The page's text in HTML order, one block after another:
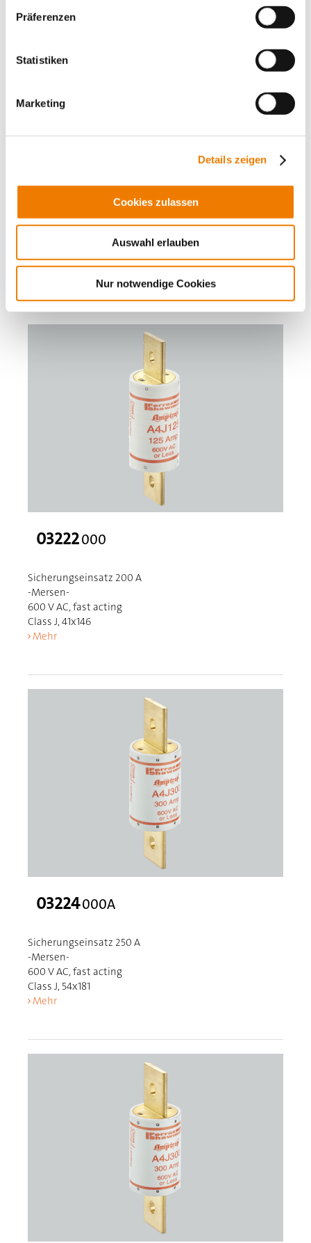
Präferenzen
Statistiken
Marketing
Details zeigen
Cookies zulassen
Auswahl erlauben
Nur notwendige Cookies
-Mersen-
600 V AC, fast acting
Class J, 41x146
Mehr
03222000
Sicherungseinsatz 200 A
-Mersen-
600 V AC, fast acting
Class J, 41x146
Mehr
03224000A
Sicherungseinsatz 250 A
-Mersen-
600 V AC, fast acting
Class J, 54x181
Mehr